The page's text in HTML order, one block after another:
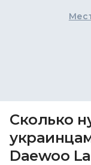
Сколько
Daewoo